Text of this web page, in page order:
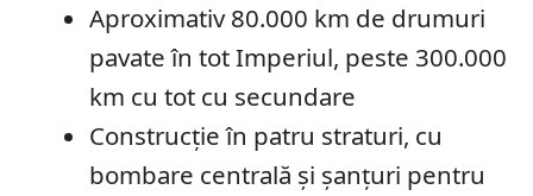
Aproximativ 80.000 km de drumuri
pavate în tot Imperiul, peste 300.000
km cu tot cu secundare
Construcție în patru straturi, cu
bombare centrală și șanțuri pentru